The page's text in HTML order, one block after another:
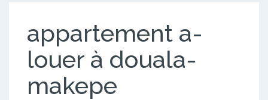
appartement a-
louer à douala-
makepe